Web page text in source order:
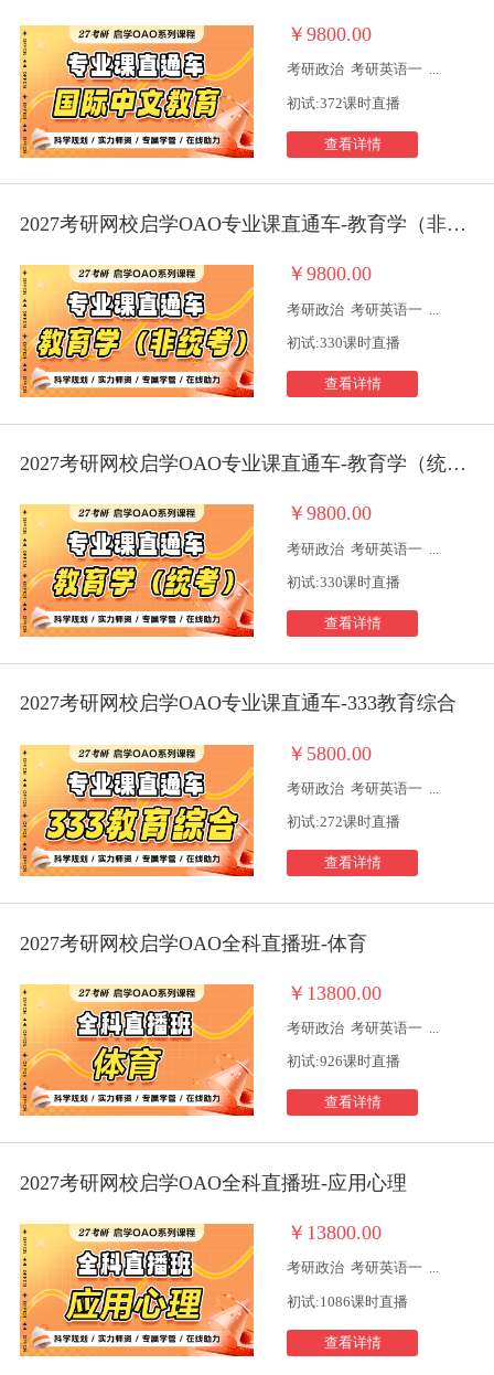
￥9800.00
考研政治 考研英语一 ...
初试:372课时直播
查看详情
2027考研网校启学OAO专业课直通车-教育学（非统考）
￥9800.00
考研政治 考研英语一
初试:330课时直播
查看详情
2027考研网校启学OAO专业课直通车-教育学（统考）
￥9800.00
考研政治 考研英语一
初试:330课时直播
查看详情
2027考研网校启学OAO专业课直通车-333教育综合
￥5800.00
考研政治 考研英语一
初试:272课时直播
查看详情
2027考研网校启学OAO全科直播班-体育
￥13800.00
考研政治 考研英语一 ...
初试:926课时直播
查看详情
2027考研网校启学OAO全科直播班-应用心理
￥13800.00
考研政治 考研英语一 ...
初试:1086课时直播
查看详情